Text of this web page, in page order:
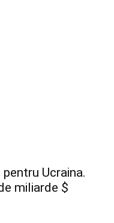
Ucraina.
miliarde $